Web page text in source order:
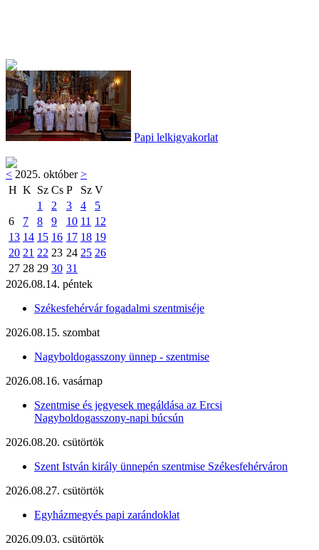
Papi lelkigyakorlat
< 2025. október>
H K Sz Cs P Sz V
1
2 3 4
5
6
7 8 9 10 11 12
13 14 15 16 17 18 19
20 21 22 23 24 25 26
27 28 29 30 31
2026.08.14. péntek
Székesfehérvár fogadalmi szentmiséje
2026.08.15. szombat
Nagyboldogasszony ünnep - szentmise
2026.08.16. vasárnap
Szentmise és jegyesek megáldása az Ercsi
Nagyboldogasszony-napi búcsún
2026.08.20. csütörtök
Szent István király ünnepén szentmise Székesfehérváron
2026.08.27. csütörtök
Egyházmegyés papi zarándoklat
2026.09.03. csütörtök